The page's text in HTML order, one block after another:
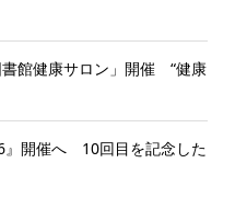
館健康サロン」開催 “健康
』開催へ 10回目を記念した